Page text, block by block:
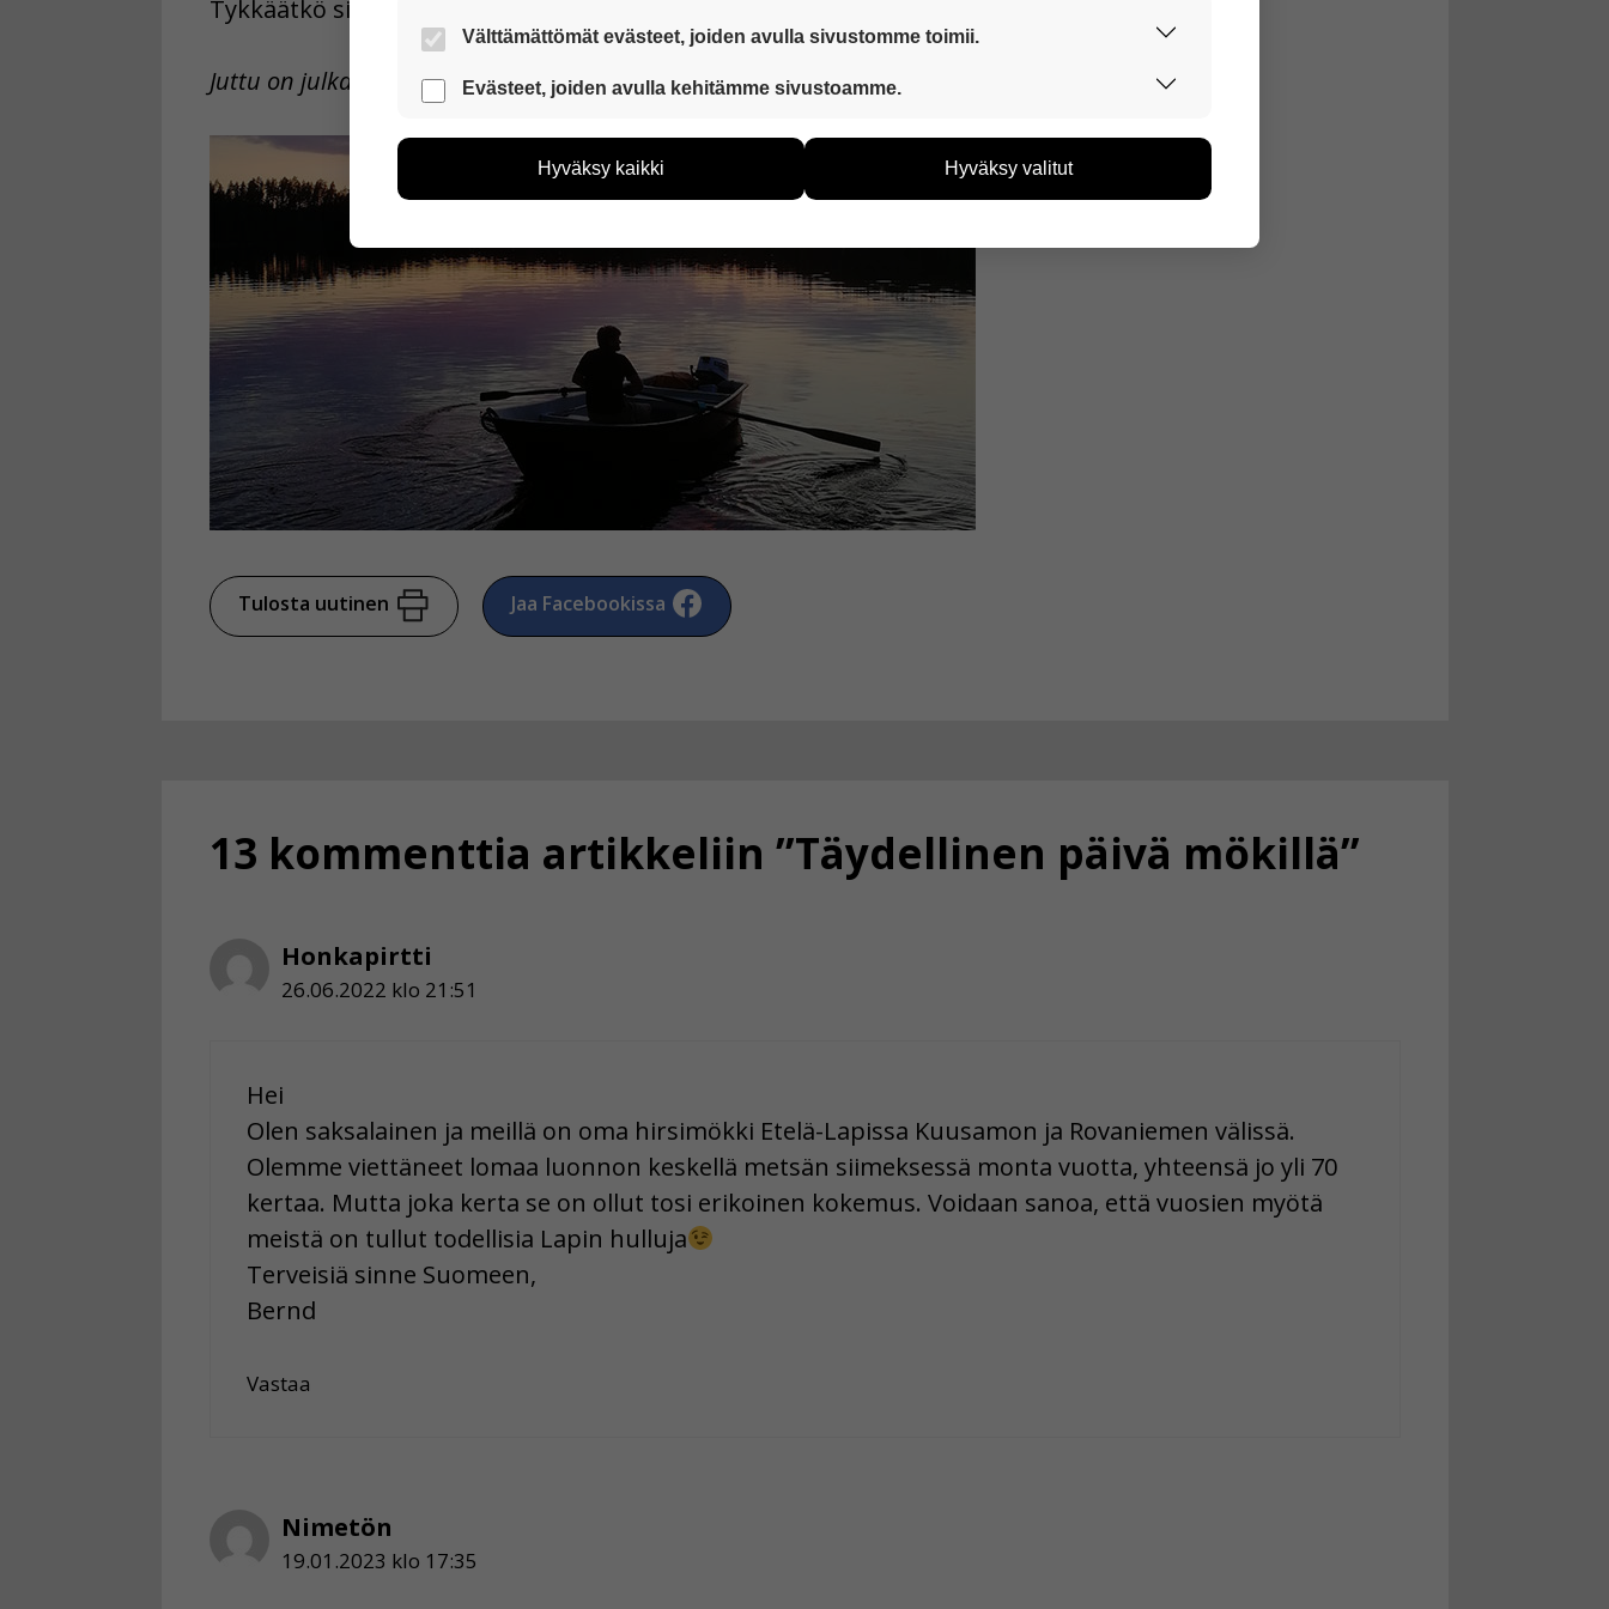
Tykkäätkö sinä mökkeilystä vai oletko mieluummin kaupungissa?
Juttu on julkaistu Selkosanomissa kesällä 2020.
Tulosta uutinen Jaa Facebookissa
13 kommenttia artikkeliin ”Täydellinen päivä mökillä”
Honkapirtti
26.06.2022 klo 21:51
Hei
Olen saksalainen ja meillä on oma hirsimökki Etelä-Lapissa Kuusamon ja Rovaniemen välissä.
Olemme viettäneet lomaa luonnon keskellä metsän siimeksessä monta vuotta, yhteensä jo yli 70
kertaa. Mutta joka kerta se on ollut tosi erikoinen kokemus. Voidaan sanoa, että vuosien myötä
meistä on tullut todellisia Lapin hulluja
Terveisiä sinne Suomeen,
Bernd
Vastaa
Nimetön
19.01.2023 klo 17:35
Välttämättömät evästeet, joiden avulla sivustomme toimii.
Nämä evästeet ovat aina käytössä, jotta sivustoamme voi käyttää sujuvasti ja turvallisesti.
Evästeet, joiden avulla kehitämme sivustoamme.
voimme kehittää sivustoamme vastaamaan paremmin käyttäjien tarpeita. Tietoa kerätään
esimerkiksi kävijämääristä ja siitä, mitä sivuja käytetään ja miten sivuilla liikutaan. Emme
kuitenkaan kerää henkilötietoja kuten nimiä, eikä tietoja voi yhdistää yksittäiseen
Voit valita, hyväksytkö näiden evästeiden käytön.
Hyväksy kaikki Hyväksy valitut